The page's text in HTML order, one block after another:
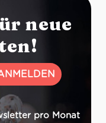
neue
pro Monat